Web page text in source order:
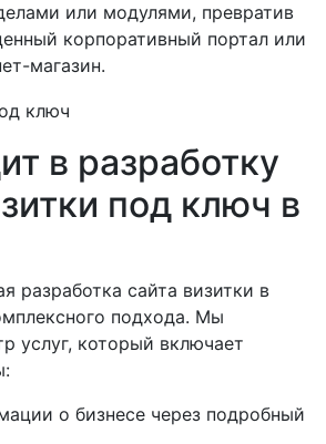
или модулями, превратив
корпоративный портал или
магазин.
в разработку
под ключ в
разработка сайта визитки в
подхода. Мы
услуг, который включает
о бизнесе через подробный